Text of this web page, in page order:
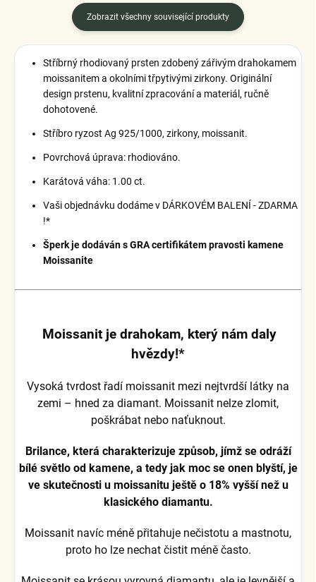
Zobrazit všechny související produkty
Stříbrný rhodiovaný prsten zdobený zářivým drahokamem
moissanitem a okolními třpytivými zirkony. Originální
design prstenu, kvalitní zpracování a materiál, ručně
dohotovené.
Stříbro ryzost Ag 925/1000, zirkony, moissanit.
Povrchová úprava: rhodiováno.
Karátová váha: 1.00 ct.
Vaši objednávku dodáme v DÁRKOVÉM BALENÍ - ZDARMA
!*
Šperk je dodáván s GRA certifikátem pravosti kamene
Moissanite
Moissanit je drahokam, který nám daly
hvězdy!*
Vysoká tvrdost řadí moissanit mezi nejtvrdší látky na
zemi – hned za diamant. Moissanit nelze zlomit,
poškrábat nebo naťuknout.
Brilance, která charakterizuje způsob, jímž se odráží
bílé světlo od kamene, a tedy jak moc se onen blyští, je
ve skutečnosti u moissanitu ještě o 18% vyšší než u
klasického diamantu.
Moissanit navíc méně přitahuje nečistotu a mastnotu,
proto ho lze nechat čistit méně často.